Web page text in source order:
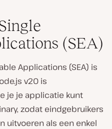
(SEA)
Applications (SEA) is
v20 is
je je applicatie kunt
zodat eindgebruikers
uitvoeren als een enkel